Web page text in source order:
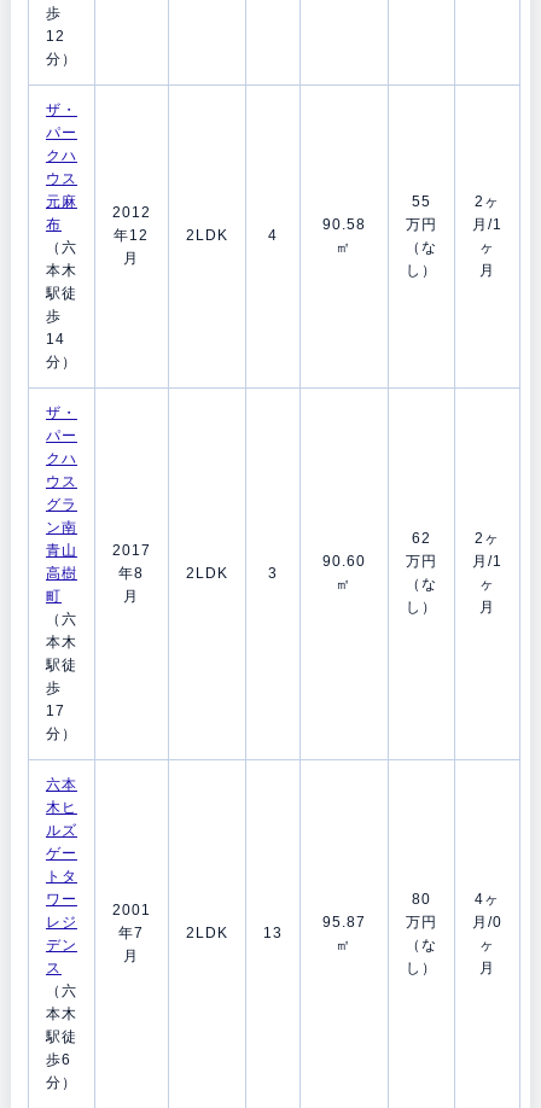
歩
12
分）
ザ・
パー
クハ
ウス
元麻
布
（六
本木
駅徒
歩
14
分）
2012
年12
月
2LDK 4
90.58
㎡
55
万円
（な
し）
2ヶ
月/1
ヶ
月
ザ・
パー
クハ
ウス
グラ
ン南
青山
高樹
町
（六
本木
駅徒
歩
17
分）
2017
年8
月
2LDK 3
90.60
㎡
62
万円
（な
し）
2ヶ
月/1
ヶ
月
六本
木ヒ
ルズ
ゲー
トタ
ワー
レジ
デン
ス
（六
本木
駅徒
歩6
分）
2001
年7
月
2LDK 13
95.87
㎡
80
万円
（な
し）
4ヶ
月/0
ヶ
月